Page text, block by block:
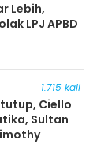
Lebih,
LPJ APBD
1.715 kali
Ciello
Sultan